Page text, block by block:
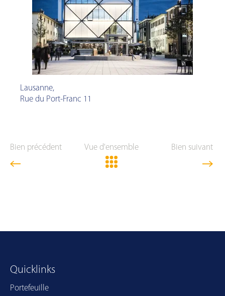
Lausanne,
Rue du Port-Franc 11
Bien précédent Vue d'ensemble Bien suivant
Quicklinks
Portefeuille